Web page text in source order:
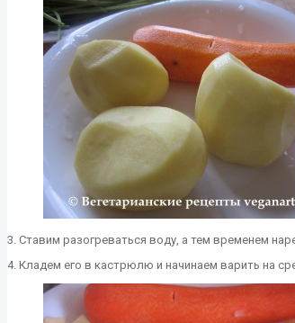
3. Ставим разогреваться воду, а тем временем
4. Кладем его в кастрюлю и начинаем варить на